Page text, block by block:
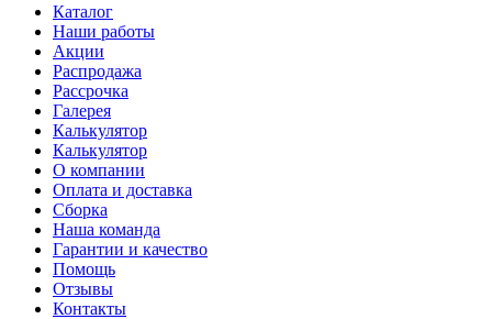
Каталог
Наши работы
Акции
Распродажа
Рассрочка
Галерея
Калькулятор
Калькулятор
О компании
Оплата и доставка
Сборка
Наша команда
Гарантии и качество
Помощь
Отзывы
Контакты